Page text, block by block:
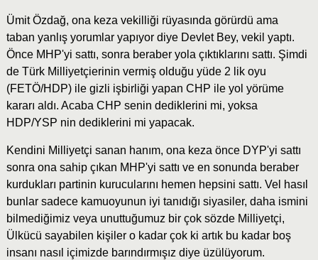
Ümit Özdağ, ona keza vekilliği rüyasında görürdü ama
taban yanlış yorumlar yapıyor diye Devlet Bey, vekil yaptı.
Önce MHP'yi sattı, sonra beraber yola çıktıklarını sattı. Şimdi
de Türk Milliyetçierinin vermiş olduğu yüde 2 lik oyu
(FETÖ/HDP) ile gizli işbirliği yapan CHP ile yol yörüme
kararı aldı. Acaba CHP senin dediklerini mi, yoksa
HDP/YSP nin dediklerini mi yapacak.
Kendini Milliyetçi sanan hanım, ona keza önce DYP'yi sattı
sonra ona sahip çıkan MHP'yi sattı ve en sonunda beraber
kurdukları partinin kurucularını hemen hepsini sattı. Vel hasıl
bunlar sadece kamuoyunun iyi tanıdığı siyasiler, daha ismini
bilmediğimiz veya unuttuğumuz bir çok sözde Milliyetçi,
Ülkücü sayabilen kişiler o kadar çok ki artık bu kadar boş
insanı nasıl içimizde barındırmışız diye üzülüyorum.